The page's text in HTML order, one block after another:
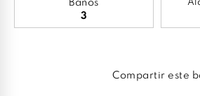
Baños
3
Compartir este